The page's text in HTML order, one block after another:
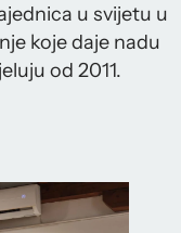
u svijetu u
koje daje nadu
od 2011.